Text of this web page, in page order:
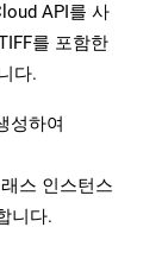
API를 사
를 포함한
다.
성하여
스 인스턴스
니다.